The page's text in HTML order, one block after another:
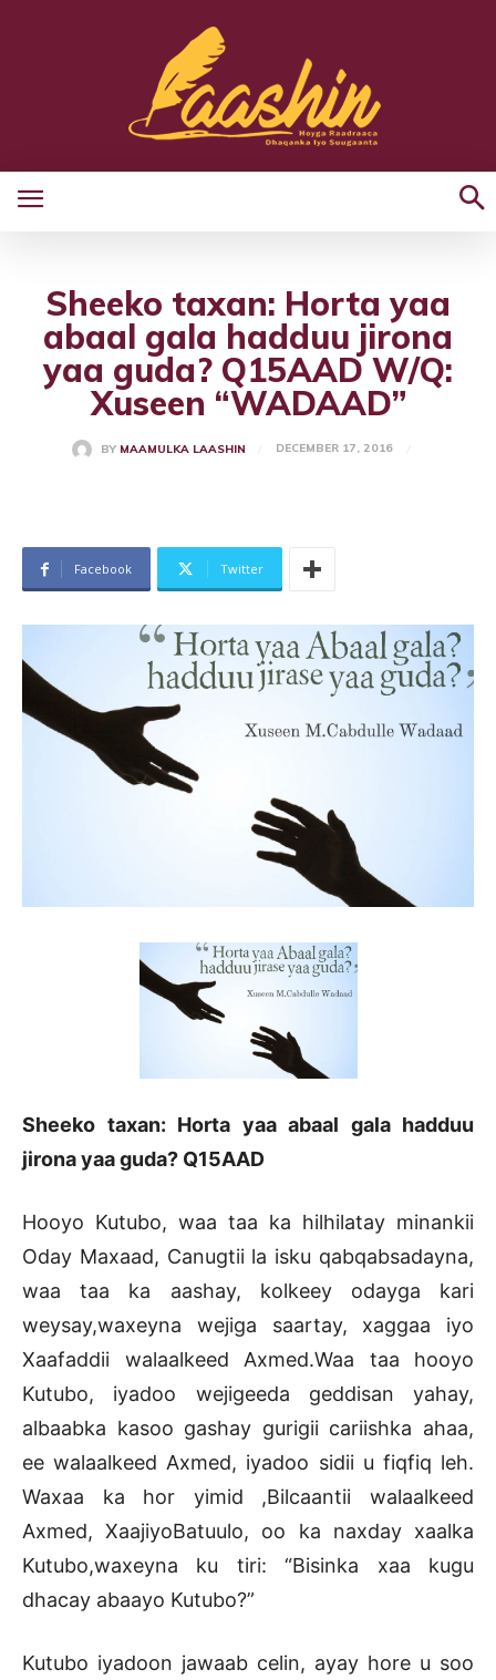
Sheeko taxan: Horta yaa
abaal gala hadduu jirona
yaa guda? Q15AAD W/Q:
Xuseen “WADAAD”
BY MAAMULKA LAASHIN DECEMBER 17, 2016
Facebook Twitter
Sheeko taxan: Horta yaa abaal gala hadduu
jirona yaa guda? Q15AAD
Hooyo Kutubo, waa taa ka hilhilatay minankii
Oday Maxaad, Canugtii la isku qabqabsadayna,
waa taa ka aashay, kolkeey odayga kari
weysay,waxeyna wejiga saartay, xaggaa iyo
Xaafaddii walaalkeed Axmed.Waa taa hooyo
Kutubo, iyadoo wejigeeda geddisan yahay,
albaabka kasoo gashay gurigii cariishka ahaa,
ee walaalkeed Axmed, iyadoo sidii u fiqfiq leh.
Waxaa ka hor yimid ,Bilcaantii walaalkeed
Axmed, XaajiyoBatuulo, oo ka naxday xaalka
Kutubo,waxeyna ku tiri: “Bisinka xaa kugu
dhacay abaayo Kutubo?”
Kutubo iyadoon jawaab celin, ayay hore u soo